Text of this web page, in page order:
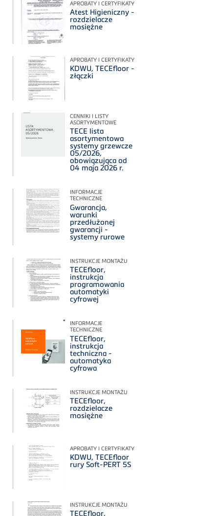
APROBATY I CERTYFIKATY
Atest Higieniczny -
rozdzielacze
mosiężne
APROBATY I CERTYFIKATY
KDWU, TECEfloor -
złączki
CENNIKI I LISTY
ASORTYMENTOWE
TECE lista
asortymentowa
systemy grzewcze
05/2026,
obowiązująca od
04 maja 2026 r.
INFORMACJE
TECHNICZNE
Gwarancja,
warunki
przedłużonej
gwarancji -
systemy rurowe
INSTRUKCJE MONTAŻU
TECEfloor,
instrukcja
programowania
automatyki
cyfrowej
INFORMACJE
TECHNICZNE
TECEfloor,
instrukcja
techniczna -
automatyka
cyfrowa
INSTRUKCJE MONTAŻU
TECEfloor,
rozdzielacze
mosiężne
APROBATY I CERTYFIKATY
KDWU, TECEfloor
rury Soft-PERT 5S
INSTRUKCJE MONTAŻU
TECEfloor,